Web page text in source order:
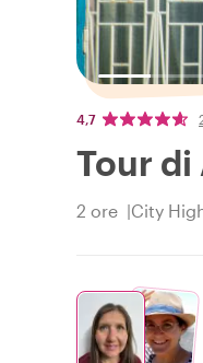
4,7
Tour di
2 ore City